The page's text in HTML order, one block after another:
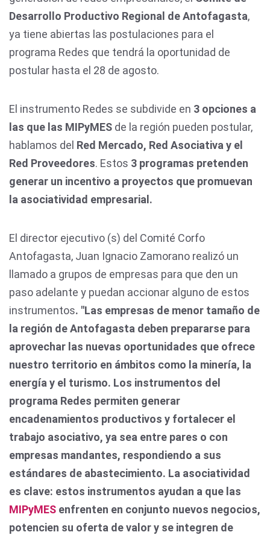
Desarrollo Productivo Regional de Antofagasta,
ya tiene abiertas las postulaciones para el
programa Redes que tendrá la oportunidad de
postular hasta el 28 de agosto.
El instrumento Redes se subdivide en 3 opciones a
las que las MIPyMES de la región pueden postular,
hablamos del Red Mercado, Red Asociativa y el
Red Proveedores. Estos 3 programas pretenden
generar un incentivo a proyectos que promuevan
la asociatividad empresarial.
El director ejecutivo (s) del Comité Corfo
Antofagasta, Juan Ignacio Zamorano realizó un
llamado a grupos de empresas para que den un
paso adelante y puedan accionar alguno de estos
instrumentos. "Las empresas de menor tamaño de
la región de Antofagasta deben prepararse para
aprovechar las nuevas oportunidades que ofrece
nuestro territorio en ámbitos como la minería, la
energía y el turismo. Los instrumentos del
programa Redes permiten generar
encadenamientos productivos y fortalecer el
trabajo asociativo, ya sea entre pares o con
empresas mandantes, respondiendo a sus
estándares de abastecimiento. La asociatividad
es clave: estos instrumentos ayudan a que las
MIPyMES enfrenten en conjunto nuevos negocios,
potencien su oferta de valor y se integren de